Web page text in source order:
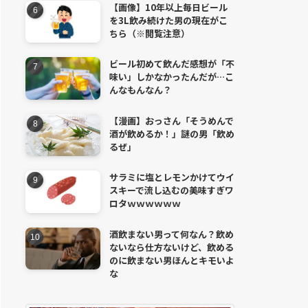
【画像】10年以上毎日ビール
を3L飲み続けた男の現在がこ
ちら（※閲覧注意）
ビール初めて飲んだ感想が「不
味い」しかなかったんだが…こ
んなもんなん？
【漫画】おっさん「そうめんで
酒が飲めるか！」謎の男「飲め
るぜ」
サラミに塩とレモンかけてウイ
スキーで流し込むの美味すぎワ
ロタｗｗｗｗｗｗ
酒飲まない男って何なん？飲め
ないなら仕方ないけど、飲める
のに飲まない男ほんとキモいよ
な